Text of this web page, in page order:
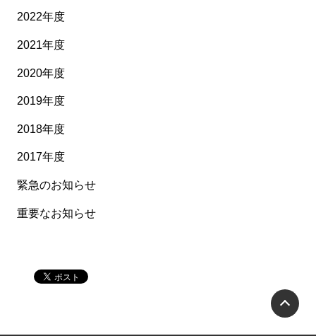
2022年度
2021年度
2020年度
2019年度
2018年度
2017年度
緊急のお知らせ
重要なお知らせ